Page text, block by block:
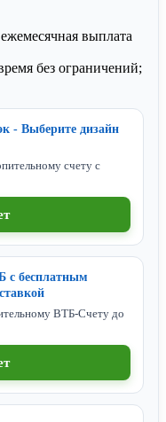
выплата
без ограничений;
счету с
с бесплатным
ВТБ-Счету до